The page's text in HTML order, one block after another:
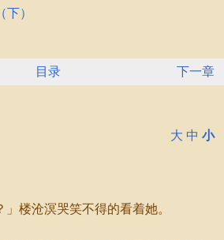
下）
目录 下一章
大 中 小
楼沧溟哭笑不得的看着她。